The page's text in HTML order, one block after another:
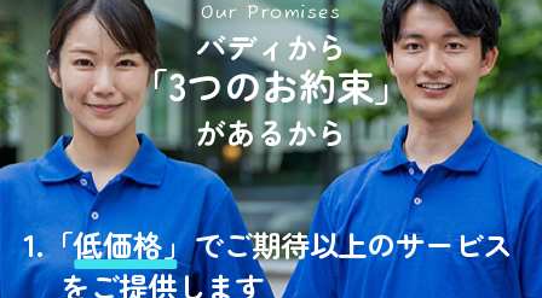
Our Promises
バディから
「3つのお約束」
があるから
1.「低価格」でご期待以上のサービス
をご提供します